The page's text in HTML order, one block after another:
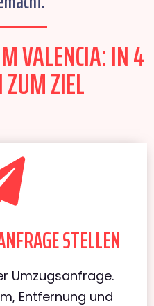
VALENCIA: IN 4
ZUM ZIEL
STELLEN
Umzugsanfrage.
Entfernung und